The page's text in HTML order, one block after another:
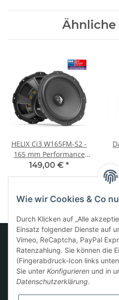
HELIX Ci3 W165FM-S2 -
165 mm Performance
Tiefmitteltöner mit 2 Ω
Impedanz,
Technologie
149,00 € *
Informationen
Gesetzliche Informationen
Wie wir Cookies & Co
Durch Klicken auf „Alle
Einsatz folgender Dienste auf
Vimeo, ReCaptcha, PayPal
Ratenzahlung. Sie können die
(Fingerabdruck-Icon links
Sie unter Konfigurieren und in
Datenschutzerklärung.